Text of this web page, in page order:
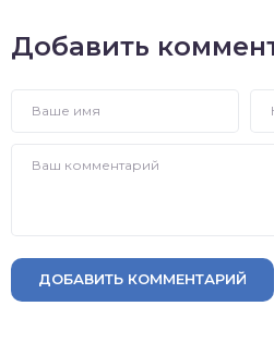
Добавить
ДОБАВИТЬ КОММЕНТАРИЙ